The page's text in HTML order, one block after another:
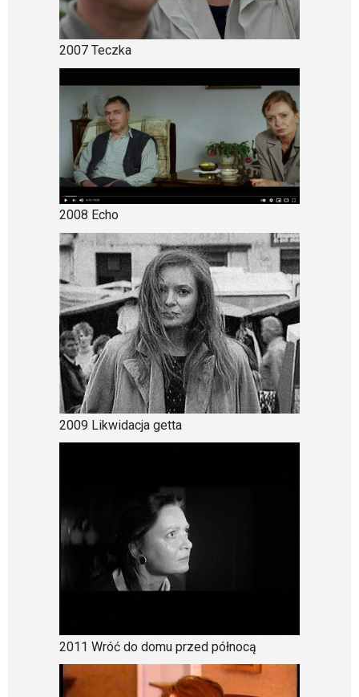
2007 Teczka
2008 Echo
2009 Likwidacja getta
2011 Wróć do domu przed północą